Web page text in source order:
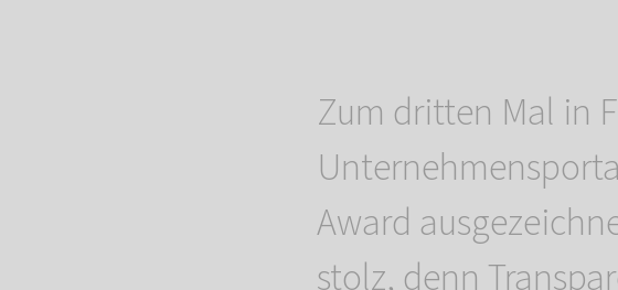
Zum dritten Mal in
Award
stolz, denn